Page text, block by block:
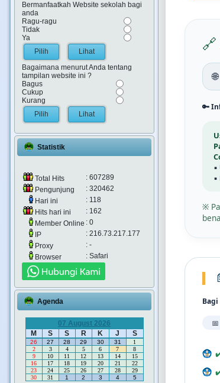
Bermanfaatkah Website sekolah bagi
anda
Ragu-ragu
Tidak
Ya
Lihat
Bagaimana menurut Anda tentang
tampilan website ini ?
Bagus
Cukup
Kurang
Lihat
Statistik
Total Hits
: 607289
Pengunjung
: 320462
Hari ini
: 118
Hits hari ini
: 162
Member Online : 0
IP
: 216.73.217.177
Proxy
: -
Browser
: Safari
Agenda
07 August 2026
M
S S R K J S
26 27 28 29 30 31
1
2
3 4 5 6 7
8
9
10 11 12 13 14
15
16
17 18 19 20 21
22
23
24 25 26 27 28
29
30
31 1 2 3 4 5
🌐
🔑
▪
▪
※